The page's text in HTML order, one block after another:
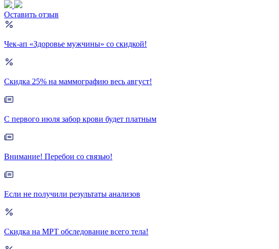
Оставить отзыв
Чек-ап «Здоровье мужчины» со скидкой!
Скидка 25% на маммографию весь август!
С первого июля забор крови будет платным
Внимание! Перебои со связью!
Если не получили результаты анализов
Скидка на МРТ обследование всего тела!